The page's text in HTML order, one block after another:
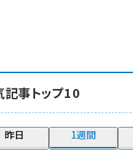
ngn (280)
大串 (223)
aitras (186)
タンデム (150)
記事トップ10
昨日 1週間